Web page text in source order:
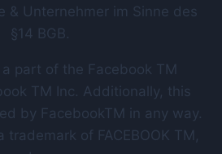
& Unternehmer im Sinne des
§14 BGB.
part of the Facebook TM
TM Inc. Additionally, this
by FacebookTM in any way.
trademark of FACEBOOK TM,